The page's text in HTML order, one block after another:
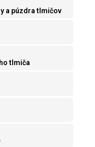
a púzdra tlmičov
tlmiča